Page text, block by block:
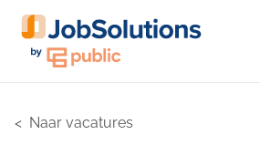
Naar vacatures